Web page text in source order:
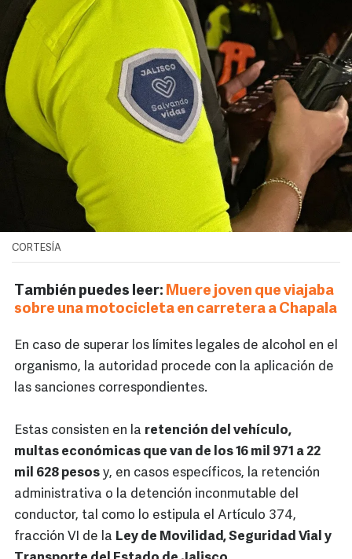
CORTESÍA
También puedes leer: Muere joven que viajaba
sobre una motocicleta en carretera a Chapala
En caso de superar los límites legales de alcohol en el
organismo, la autoridad procede con la aplicación de
las sanciones correspondientes.
Estas consisten en la retención del vehículo,
multas económicas que van de los 16 mil 971 a 22
mil 628 pesos y, en casos específicos, la retención
administrativa o la detención inconmutable del
conductor, tal como lo estipula el Artículo 374,
fracción VI de la Ley de Movilidad, Seguridad Vial y